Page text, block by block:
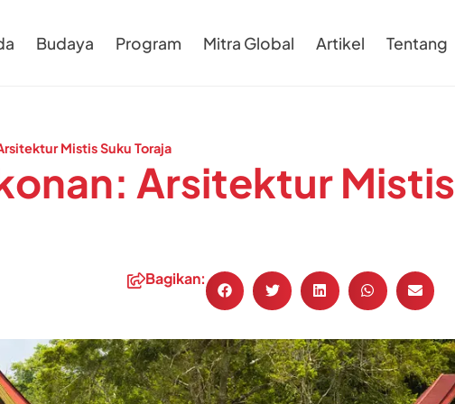
Budaya Program Mitra Global Artikel Tentang
Mistis Suku Toraja
Arsitektur Mistis
Bagikan: